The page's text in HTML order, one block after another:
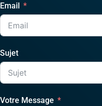
Email
Sujet
Votre Message